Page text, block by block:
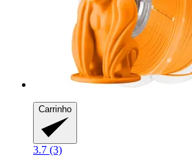
Carrinho
3.7 (3)